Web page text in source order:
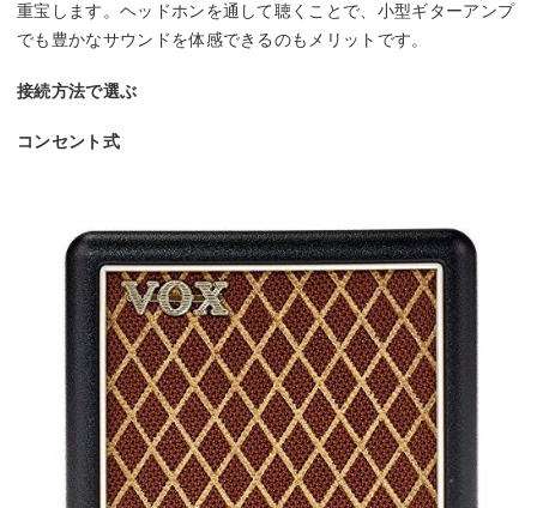
重宝します。ヘッドホンを通して聴くことで、小型ギターアンプ
でも豊かなサウンドを体感できるのもメリットです。
接続方法で選ぶ
コンセント式